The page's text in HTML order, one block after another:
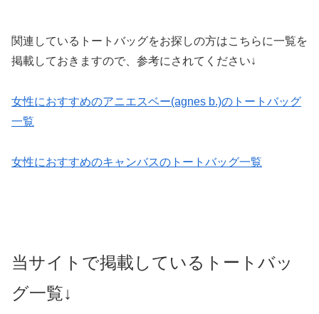
関連しているトートバッグをお探しの方はこちらに一覧を
掲載しておきますので、参考にされてください↓
女性におすすめのアニエスベー(agnes b.)のトートバッグ
一覧
女性におすすめのキャンバスのトートバッグ一覧
当サイトで掲載しているトートバッ
グ一覧↓